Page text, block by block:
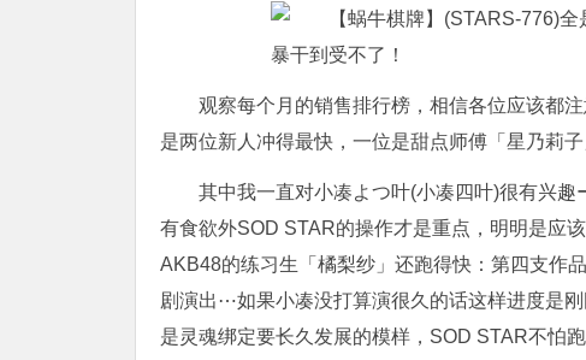
观察每个月的销售排行榜，相信各位应该都
是两位新人冲得最快，一位是甜点师傅「星乃莉
其中我一直对小凑よつ叶(小凑四叶)很有兴
有食欲外SOD STAR的操作才是重点，明明是应
AKB48的练习生「橘梨纱」还跑得快：第四支作
剧演出⋯如果小凑没打算演很久的话这样进度是
是灵魂绑定要长久发展的模样，SOD STAR不怕